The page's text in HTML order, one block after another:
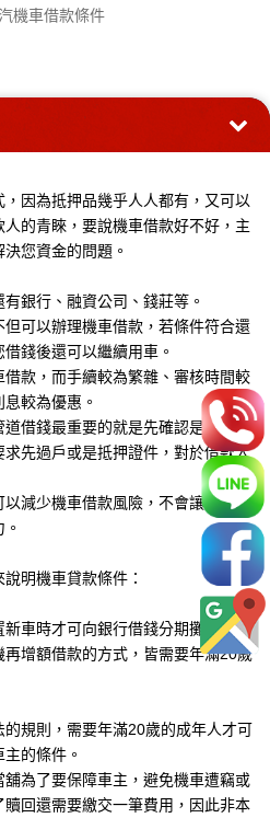
機車借款條件
因為抵押品幾乎人人都有，又可以
的青睞，要說機車借款好不好，主
您資金的問題。
銀行、融資公司、錢莊等。
可以辦理機車借款，若條件符合還
錢後還可以繼續用車。
款，而手續較為繁雜、審核時間較
較為優惠。
借錢最重要的就是先確認是否為合
先過戶或是抵押證件，對於借款人
減少機車借款風險，不會讓您借款
明機車貸款條件：
車時才可向銀行借錢分期攤還的方
增額借款的方式，皆需要年滿20歲
規則，需要年滿20歲的成年人才可
的條件。
為了要保障車主，避免機車遭竊或
回還需要繳交一筆費用，因此非本